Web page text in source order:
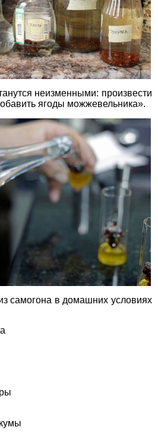
неизменными: произвести
ягоды можжевельника».
самогона в домашних условиях